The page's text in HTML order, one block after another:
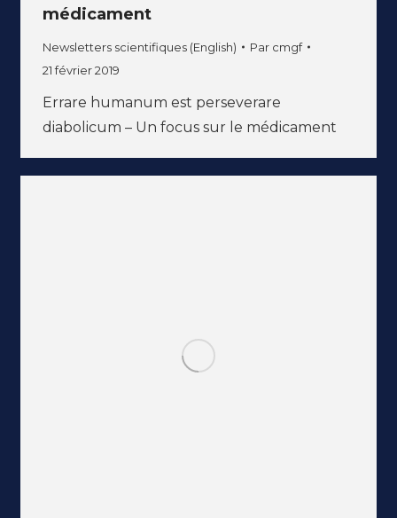
médicament
Newsletters scientifiques (English) Par cmgf
21 février 2019
Errare humanum est perseverare
diabolicum – Un focus sur le médicament